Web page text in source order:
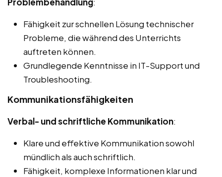
Fähigkeit zur schnellen Lösung technischer
Probleme, die während des Unterrichts
auftreten können.
Grundlegende Kenntnisse in IT-Support und
Troubleshooting.
Kommunikationsfähigkeiten
Verbal- und schriftliche Kommunikation:
Klare und effektive Kommunikation sowohl
mündlich als auch schriftlich.
Fähigkeit, komplexe Informationen klar und